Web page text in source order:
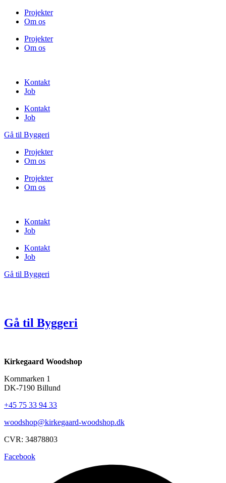
Projekter
Om os
Projekter
Om os
Kontakt
Job
Kontakt
Job
Gå til Byggeri
Projekter
Om os
Projekter
Om os
Kontakt
Job
Kontakt
Job
Gå til Byggeri
Gå til Byggeri
Kirkegaard Woodshop
Kornmarken 1
DK-7190 Billund
+45 75 33 94 33
woodshop@kirkegaard-woodshop.dk
CVR: 34878803
Facebook